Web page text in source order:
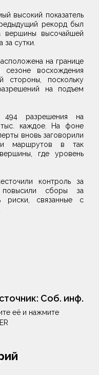
высокий показатель
рекорд был
вершины высочайшей
сутки.
на границе
восхождения
стороны, поскольку
на подъем
разрешения на
каждое. На фоне
вновь заговорили
маршрутов в так
где уровень
контроль за
повысили сборы за
риски, связанные с
Соб. инф.
её и нажмите